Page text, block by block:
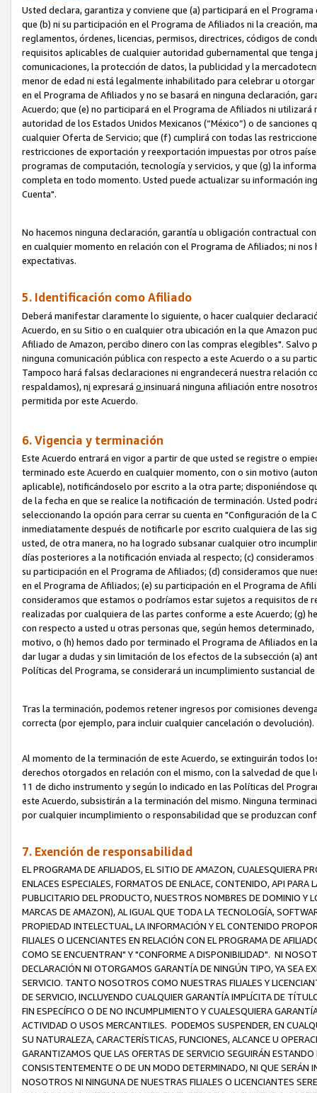
Usted declara, garantiza y conviene que (a) participará en el
que (b) ni su participación en el Programa de Afiliados ni la creación,
reglamentos, órdenes, licencias, permisos, directrices, códigos de
requisitos aplicables de cualquier autoridad gubernamental que
comunicaciones, la protección de datos, la publicidad y la
menor de edad ni está legalmente inhabilitado para celebrar u
en el Programa de Afiliados y no se basará en ninguna declaración,
Acuerdo; que (e) no participará en el Programa de Afiliados ni
autoridad de los Estados Unidos Mexicanos (“México”) o de
cualquier Oferta de Servicio; que (f) cumplirá con todas las
restricciones de exportación y reexportación impuestas por otros
programas de computación, tecnología y servicios, y que (g) la
completa en todo momento. Usted puede actualizar su información
Cuenta".
No hacemos ninguna declaración, garantía u obligación contractual
en cualquier momento en relación con el Programa de Afiliados; ni
expectativas.
5. Identificación como Afiliado
Deberá manifestar claramente lo siguiente, o hacer cualquier
Acuerdo, en su Sitio o en cualquier otra ubicación en la que Amazon
Afiliado de Amazon, percibo dinero con las compras elegibles". Salvo
ninguna comunicación pública con respecto a este Acuerdo o a su
Tampoco hará falsas declaraciones ni engrandecerá nuestra relación
respaldamos), ni expresará o insinuará ninguna afiliación entre
permitida por este Acuerdo.
6. Vigencia y terminación
Este Acuerdo entrará en vigor a partir de que usted se registre o
terminado este Acuerdo en cualquier momento, con o sin motivo
aplicable), notificándoselo por escrito a la otra parte; disponiéndose
de la fecha en que se realice la notificación de terminación. Usted
seleccionando la opción para cerrar su cuenta en "Configuración de
inmediatamente después de notificarle por escrito cualquiera de las
usted, de otra manera, no ha logrado subsanar cualquier otro
días posteriores a la notificación enviada al respecto; (c)
su participación en el Programa de Afiliados; (d) consideramos que
en el Programa de Afiliados; (e) su participación en el Programa de
consideramos que estamos o podríamos estar sujetos a requisitos de
realizadas por cualquiera de las partes conforme a este Acuerdo; (g)
con respecto a usted u otras personas que, según hemos
motivo, o (h) hemos dado por terminado el Programa de Afiliados en
dar lugar a dudas y sin limitación de los efectos de la subsección (a)
Políticas del Programa, se considerará un incumplimiento sustancial
Tras la terminación, podemos retener ingresos por comisiones
correcta (por ejemplo, para incluir cualquier cancelación o devolución).
Al momento de la terminación de este Acuerdo, se extinguirán todos
derechos otorgados en relación con el mismo, con la salvedad de
11 de dicho instrumento y según lo indicado en las Políticas del
este Acuerdo, subsistirán a la terminación del mismo. Ninguna
por cualquier incumplimiento o responsabilidad que se produzcan
7. Exención de responsabilidad
EL PROGRAMA DE AFILIADOS, EL SITIO DE AMAZON, CUALESQUIERA
ENLACES ESPECIALES, FORMATOS DE ENLACE, CONTENIDO, API
PUBLICITARIO DEL PRODUCTO, NUESTROS NOMBRES DE DOMINIO Y
MARCAS DE AMAZON), AL IGUAL QUE TODA LA TECNOLOGÍA,
PROPIEDAD INTELECTUAL, LA INFORMACIÓN Y EL CONTENIDO
FILIALES O LICENCIANTES EN RELACIÓN CON EL PROGRAMA DE
COMO SE ENCUENTRAN" Y "CONFORME A DISPONIBILIDAD". NI
DECLARACIÓN NI OTORGAMOS GARANTÍA DE NINGÚN TIPO, YA SEA
SERVICIO. TANTO NOSOTROS COMO NUESTRAS FILIALES Y
DE SERVICIO, INCLUYENDO CUALQUIER GARANTÍA IMPLÍCITA DE
FIN ESPECÍFICO O DE NO INCUMPLIMIENTO Y CUALESQUIERA
ACTIVIDAD O USOS MERCANTILES. PODEMOS SUSPENDER, EN
SU NATURALEZA, CARACTERÍSTICAS, FUNCIONES, ALCANCE U
GARANTIZAMOS QUE LAS OFERTAS DE SERVICIO SEGUIRÁN
CONSISTENTEMENTE O DE UN MODO DETERMINADO, NI QUE SERÁN
NOSOTROS NI NINGUNA DE NUESTRAS FILIALES O LICENCIANTES